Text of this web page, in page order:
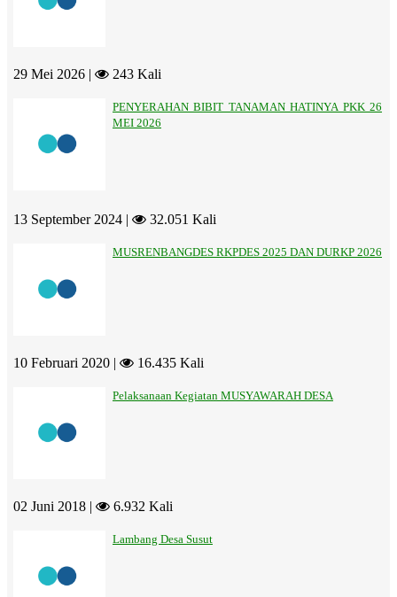
29 Mei 2026 | 243 Kali
PENYERAHAN BIBIT TANAMAN HATINYA PKK 26
MEI 2026
13 September 2024 | 32.051 Kali
MUSRENBANGDES RKPDES 2025 DAN DURKP 2026
10 Februari 2020 | 16.435 Kali
Pelaksanaan Kegiatan MUSYAWARAH DESA
02 Juni 2018 | 6.932 Kali
Lambang Desa Susut